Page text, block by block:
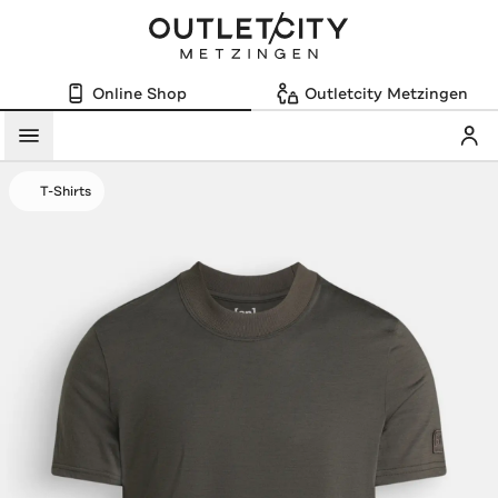
Online Shop Outletcity Metzingen
Menü
T-Shirts